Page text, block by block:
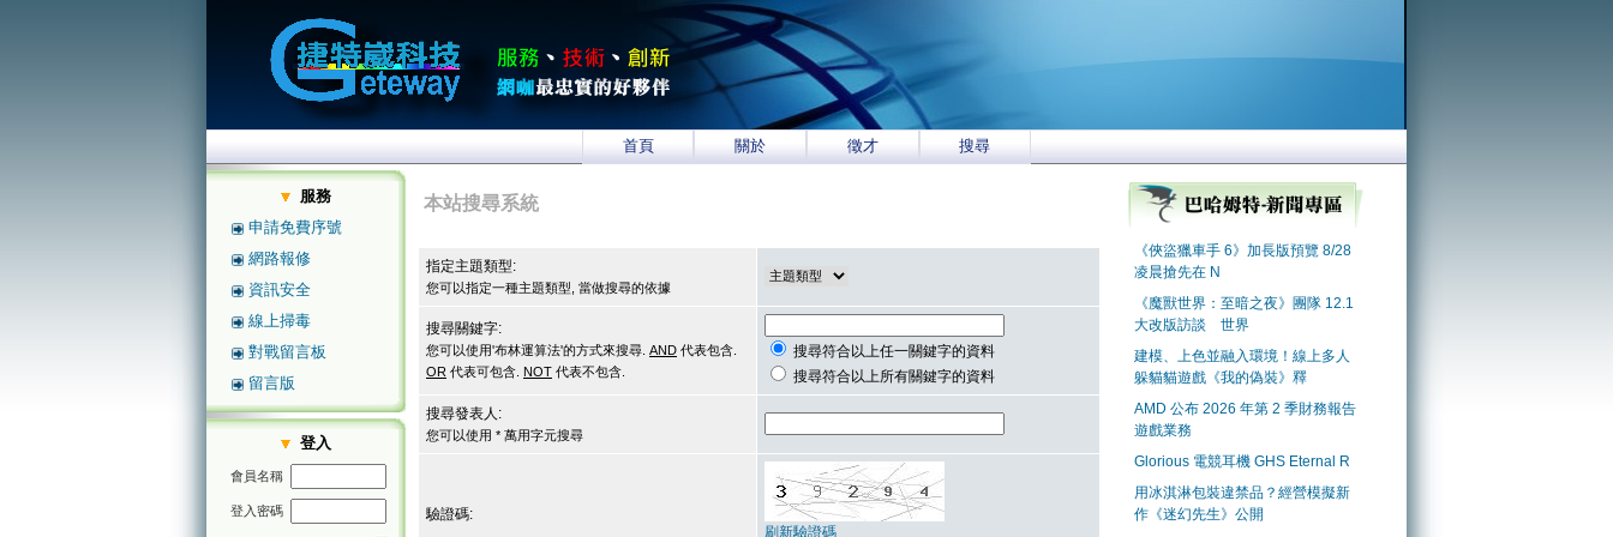
首頁 關於 徵才 搜尋
服務
申請免費序號
網路報修
資訊安全
線上掃毒
對戰留言板
留言版
登入
會員名稱
登入密碼
本站搜尋系統
指定主題類型:
您可以指定一種主題類型, 當做搜尋的依據
搜尋關鍵字:
您可以使用'布林運算法'的方式來搜尋. AND 代表包含.
OR 代表可包含. NOT 代表不包含.
搜尋符合以上任一關鍵字的資料
搜尋符合以上所有關鍵字的資料
搜尋發表人:
您可以使用 * 萬用字元搜尋
驗證碼:
刷新驗證碼